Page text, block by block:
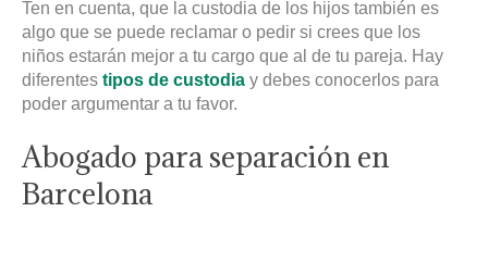
Ten en cuenta, que la custodia de los hijos también es
algo que se puede reclamar o pedir si crees que los
niños estarán mejor a tu cargo que al de tu pareja. Hay
diferentes tipos de custodia y debes conocerlos para
poder argumentar a tu favor.
Abogado para separación en
Barcelona